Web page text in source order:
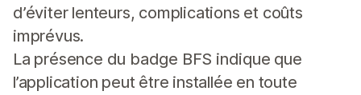
d’éviter lenteurs, complications et coûts
imprévus.
La présence du badge BFS indique que
l’application peut être installée en toute